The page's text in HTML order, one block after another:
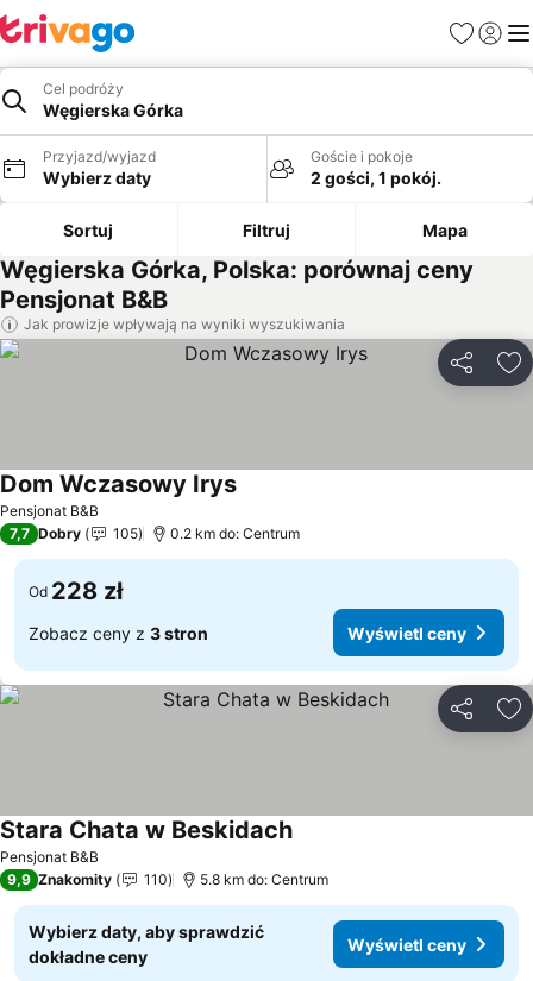
Ulubione
Cel podróży
Węgierska Górka
Przyjazd/wyjazd
Wybierz daty
Goście i pokoje
2 gości, 1 pokój.
Sortuj Filtruj Mapa
Węgierska Górka, Polska: porównaj ceny
Pensjonat B&B
Jak prowizje wpływają na wyniki wyszukiwania
Pensjonat B&B
Dom Wczasowy IrysWyświetl ceny
7,7 Dobry 105 0.2 km do: Centrum
Od 228 zł
Zobacz ceny z 3 stron Wyświetl ceny
Pensjonat B&B
Stara Chata w BeskidachWyświetl ceny
9,9 Znakomity 110 5.8 km do: Centrum
Wybierz daty, aby sprawdzić
dokładne ceny
Wyświetl ceny